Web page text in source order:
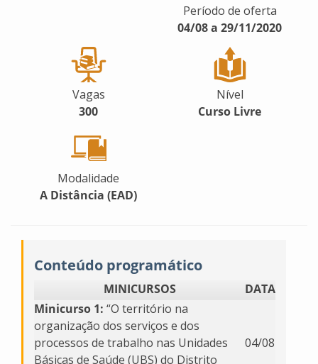
Período de oferta
04/08 a 29/11/2020
Vagas
300
Nível
Curso Livre
Modalidade
A Distância (EAD)
Conteúdo programático
MINICURSOS
DATA
Minicurso 1: “O território na
organização dos serviços e dos
processos de trabalho nas Unidades
Básicas de Saúde (UBS) do Distrito
04/08